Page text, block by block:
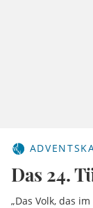
Das 24.
„Das Volk, das